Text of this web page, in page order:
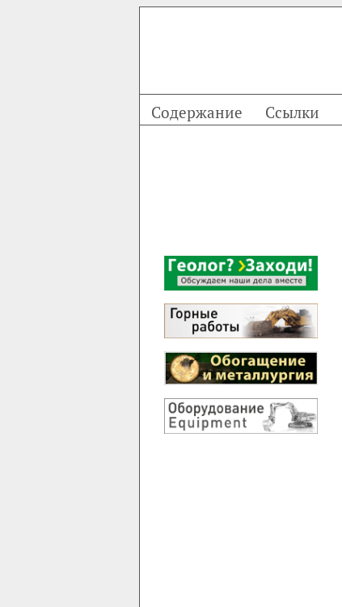
Содержание Ссылки